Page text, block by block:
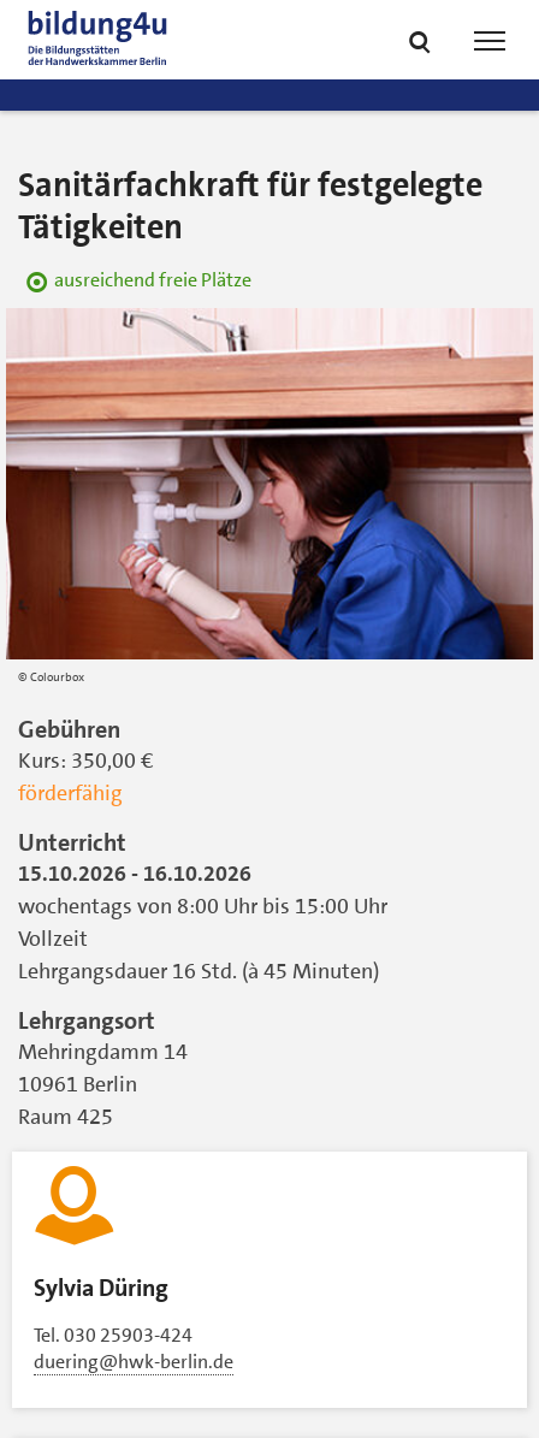
zum
Inhalt
springen
Fußzeile
springen
Suche
Sanitärfachkraft für festgelegte
Tätigkeiten
ausreichend freie Plätze
Colourbox
D
e
t
a
i
l
s
Gebühren
Kurs: 350,00 €
förderfähig
Unterricht
15.10.2026 - 16.10.2026
wochentags von 8:00 Uhr bis 15:00 Uhr
Vollzeit
Lehrgangsdauer 16 Std. (à 45 Minuten)
Lehrgangsort
Mehringdamm 14
10961 Berlin
Raum 425
K
o
n
t
a
Sylvia Düring
Tel. 030 25903-424
duering@hwk-berlin.de